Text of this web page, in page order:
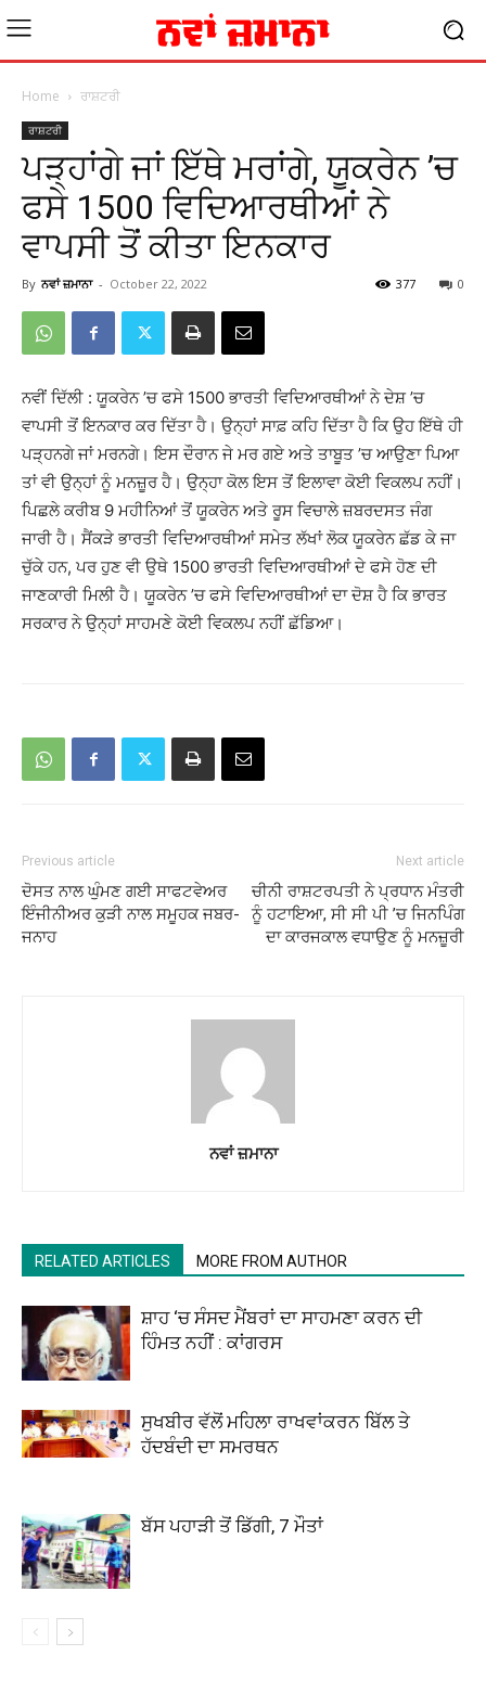
Home ਰਾਸ਼ਟਰੀ
ਰਾਸ਼ਟਰੀ
ਪੜ੍ਹਾਂਗੇ ਜਾਂ ਇੱਥੇ ਮਰਾਂਗੇ, ਯੂਕਰੇਨ ’ਚ
ਫਸੇ 1500 ਵਿਦਿਆਰਥੀਆਂ ਨੇ
ਵਾਪਸੀ ਤੋਂ ਕੀਤਾ ਇਨਕਾਰ
By ਨਵਾਂ ਜ਼ਮਾਨਾ - October 22, 2022 0
377
ਨਵੀਂ ਦਿੱਲੀ : ਯੂਕਰੇਨ ’ਚ ਫਸੇ 1500 ਭਾਰਤੀ ਵਿਦਿਆਰਥੀਆਂ ਨੇ ਦੇਸ਼ ’ਚ
ਵਾਪਸੀ ਤੋਂ ਇਨਕਾਰ ਕਰ ਦਿੱਤਾ ਹੈ। ਉਨ੍ਹਾਂ ਸਾਫ਼ ਕਹਿ ਦਿੱਤਾ ਹੈ ਕਿ ਉਹ ਇੱਥੇ ਹੀ
ਪੜ੍ਹਨਗੇ ਜਾਂ ਮਰਨਗੇ। ਇਸ ਦੌਰਾਨ ਜੇ ਮਰ ਗਏ ਅਤੇ ਤਾਬੂਤ ’ਚ ਆਉਣਾ ਪਿਆ
ਤਾਂ ਵੀ ਉਨ੍ਹਾਂ ਨੂੰ ਮਨਜ਼ੂਰ ਹੈ। ਉਨ੍ਹਾ ਕੋਲ ਇਸ ਤੋਂ ਇਲਾਵਾ ਕੋਈ ਵਿਕਲਪ ਨਹੀਂ।
ਪਿਛਲੇ ਕਰੀਬ 9 ਮਹੀਨਿਆਂ ਤੋਂ ਯੂਕਰੇਨ ਅਤੇ ਰੂਸ ਵਿਚਾਲੇ ਜ਼ਬਰਦਸਤ ਜੰਗ
ਜਾਰੀ ਹੈ। ਸੈਂਕੜੇ ਭਾਰਤੀ ਵਿਦਿਆਰਥੀਆਂ ਸਮੇਤ ਲੱਖਾਂ ਲੋਕ ਯੂਕਰੇਨ ਛੱਡ ਕੇ ਜਾ
ਚੁੱਕੇ ਹਨ, ਪਰ ਹੁਣ ਵੀ ਉਥੇ 1500 ਭਾਰਤੀ ਵਿਦਿਆਰਥੀਆਂ ਦੇ ਫਸੇ ਹੋਣ ਦੀ
ਜਾਣਕਾਰੀ ਮਿਲੀ ਹੈ। ਯੂਕਰੇਨ ’ਚ ਫਸੇ ਵਿਦਿਆਰਥੀਆਂ ਦਾ ਦੋਸ਼ ਹੈ ਕਿ ਭਾਰਤ
ਸਰਕਾਰ ਨੇ ਉਨ੍ਹਾਂ ਸਾਹਮਣੇ ਕੋਈ ਵਿਕਲਪ ਨਹੀਂ ਛੱਡਿਆ।
Previous article
ਦੋਸਤ ਨਾਲ ਘੁੰਮਣ ਗਈ ਸਾਫਟਵੇਅਰ
ਇੰਜੀਨੀਅਰ ਕੁੜੀ ਨਾਲ ਸਮੂਹਕ ਜਬਰ-
ਜਨਾਹ
Next article
ਚੀਨੀ ਰਾਸ਼ਟਰਪਤੀ ਨੇ ਪ੍ਰਧਾਨ ਮੰਤਰੀ
ਨੂੰ ਹਟਾਇਆ, ਸੀ ਸੀ ਪੀ ’ਚ ਜਿਨਪਿੰਗ
ਦਾ ਕਾਰਜਕਾਲ ਵਧਾਉਣ ਨੂੰ ਮਨਜ਼ੂਰੀ
ਨਵਾਂ ਜ਼ਮਾਨਾ
RELATED ARTICLES MORE FROM AUTHOR
ਸ਼ਾਹ ‘ਚ ਸੰਸਦ ਮੈਂਬਰਾਂ ਦਾ ਸਾਹਮਣਾ ਕਰਨ ਦੀ
ਹਿੰਮਤ ਨਹੀਂ : ਕਾਂਗਰਸ
ਸੁਖਬੀਰ ਵੱਲੋਂ ਮਹਿਲਾ ਰਾਖਵਾਂਕਰਨ ਬਿੱਲ ਤੇ
ਹੱਦਬੰਦੀ ਦਾ ਸਮਰਥਨ
ਬੱਸ ਪਹਾੜੀ ਤੋਂ ਡਿੱਗੀ, 7 ਮੌਤਾਂ